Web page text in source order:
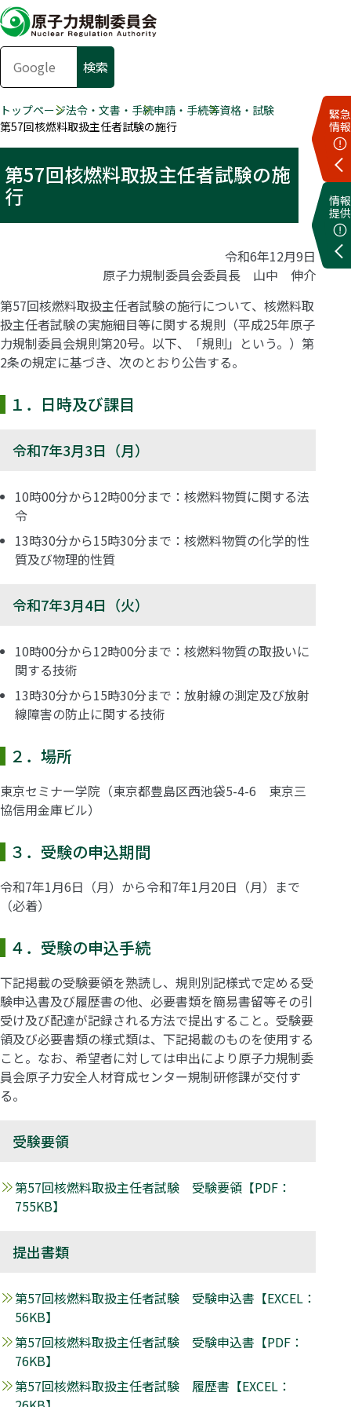
緊急
情報
情報
提供
トップページ法令・文書・手続申請・手続等資格・試験
第57回核燃料取扱主任者試験の施行
第57回核燃料取扱主任者試験の施
行
令和6年12月9日
原子力規制委員会委員長 山中 伸介
第57回核燃料取扱主任者試験の施行について、核燃料取
扱主任者試験の実施細目等に関する規則（平成25年原子
力規制委員会規則第20号。以下、「規則」という。）第
2条の規定に基づき、次のとおり公告する。
１．日時及び課目
令和7年3月3日（月）
10時00分から12時00分まで：核燃料物質に関する法
令
13時30分から15時30分まで：核燃料物質の化学的性
質及び物理的性質
令和7年3月4日（火）
10時00分から12時00分まで：核燃料物質の取扱いに
関する技術
13時30分から15時30分まで：放射線の測定及び放射
線障害の防止に関する技術
２．場所
東京セミナー学院（東京都豊島区西池袋5-4-6 東京三
協信用金庫ビル）
３．受験の申込期間
令和7年1月6日（月）から令和7年1月20日（月）まで
（必着）
４．受験の申込手続
下記掲載の受験要領を熟読し、規則別記様式で定める受
験申込書及び履歴書の他、必要書類を簡易書留等その引
受け及び配達が記録される方法で提出すること。受験要
領及び必要書類の様式類は、下記掲載のものを使用する
こと。なお、希望者に対しては申出により原子力規制委
員会原子力安全人材育成センター規制研修課が交付す
る。
受験要領
第57回核燃料取扱主任者試験 受験要領【PDF：
755KB】
提出書類
第57回核燃料取扱主任者試験 受験申込書【EXCEL：
56KB】
第57回核燃料取扱主任者試験 受験申込書【PDF：
76KB】
第57回核燃料取扱主任者試験 履歴書【EXCEL：